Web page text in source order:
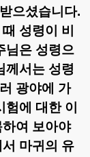
으셨습니다.
성령이 비
님은 성령으
께서는 성령
광야에 가
에 대한 이
여 보아야
마귀의 유